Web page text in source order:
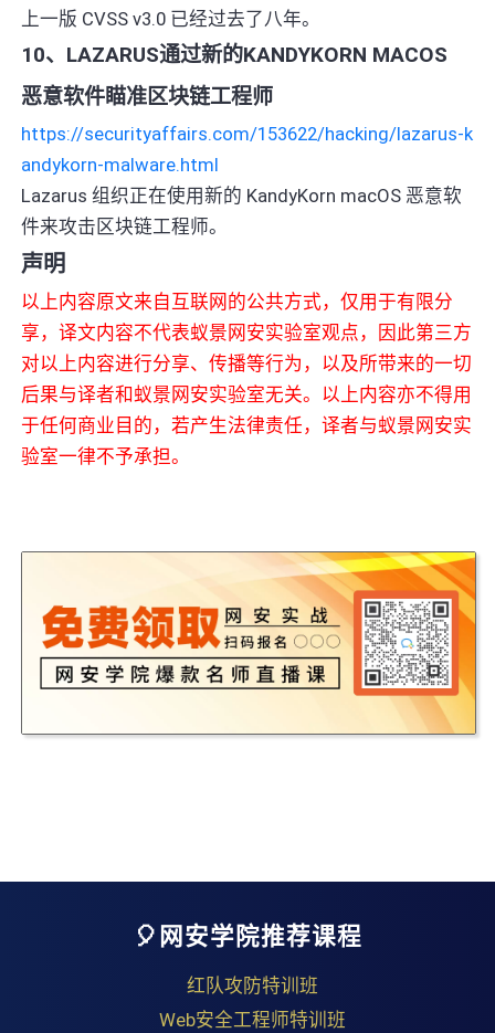
上一版 CVSS v3.0 已经过去了八年。
10、LAZARUS通过新的KANDYKORN MACOS
恶意软件瞄准区块链工程师
https://securityaffairs.com/153622/hacking/lazarus-k
andykorn-malware.html
Lazarus 组织正在使用新的 KandyKorn macOS 恶意软
件来攻击区块链工程师。
声明
以上内容原文来自互联网的公共方式，仅用于有限分
享，译文内容不代表蚁景网安实验室观点，因此第三方
对以上内容进行分享、传播等行为，以及所带来的一切
后果与译者和蚁景网安实验室无关。以上内容亦不得用
于任何商业目的，若产生法律责任，译者与蚁景网安实
验室一律不予承担。
🎈网安学院推荐课程
红队攻防特训班
Web安全工程师特训班